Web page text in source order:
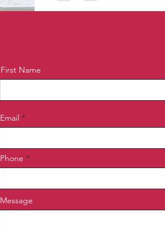
First Name
Email
Phone
Message